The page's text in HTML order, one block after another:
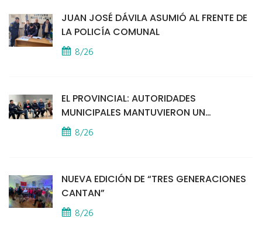
JUAN JOSÉ DÁVILA ASUMIÓ AL FRENTE DE
LA POLICÍA COMUNAL
8/26
EL PROVINCIAL: AUTORIDADES
MUNICIPALES MANTUVIERON UN
ENCUENTRO CON VECINOS POR LA
SEGURIDAD
8/26
NUEVA EDICIÓN DE “TRES GENERACIONES
CANTAN”
8/26